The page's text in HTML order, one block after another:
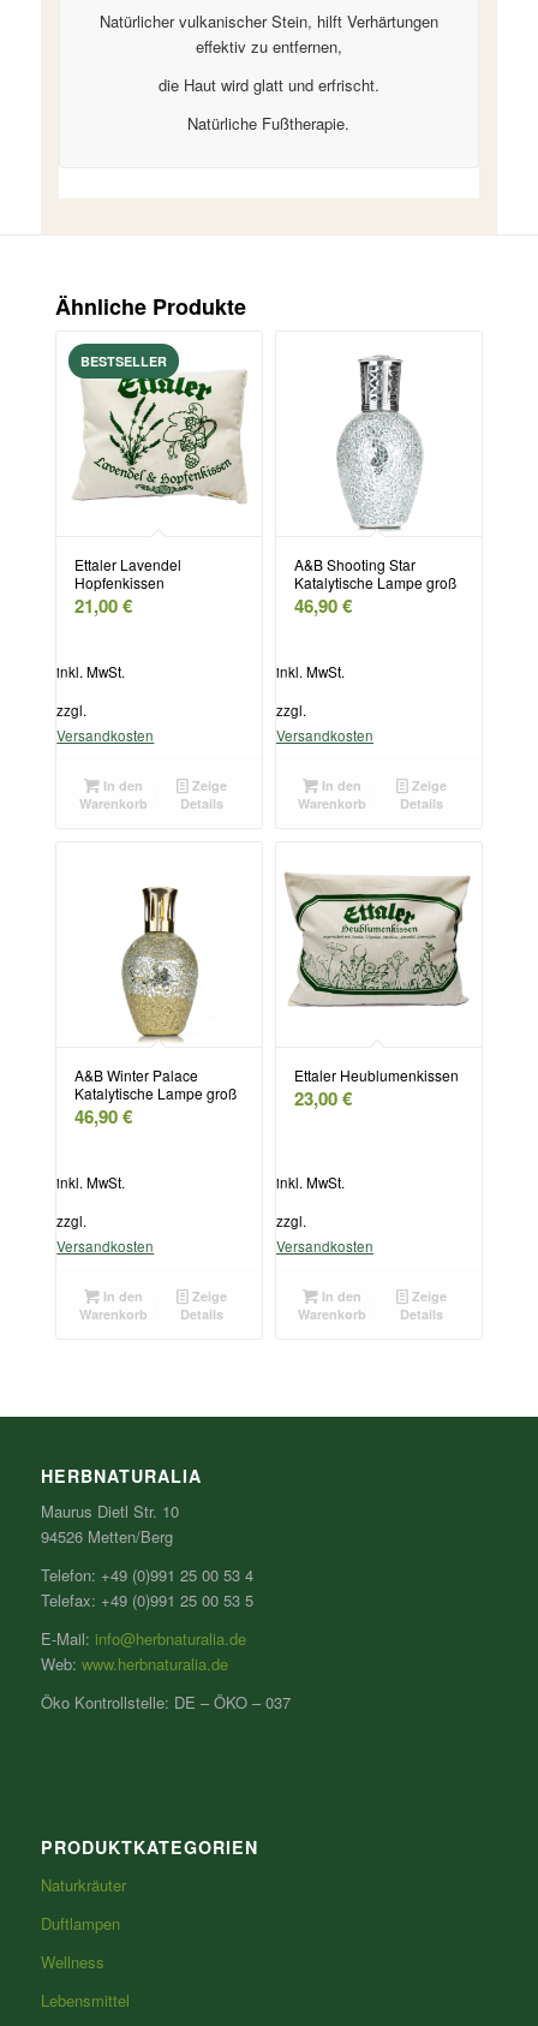
Natürlicher vulkanischer Stein, hilft Verhärtungen
effektiv zu entfernen,
die Haut wird glatt und erfrischt.
Natürliche Fußtherapie.
Ähnliche Produkte
Ettaler Lavendel
Hopfenkissen
21,00€
inkl. MwSt.
zzgl.
Versandkosten
In den
Warenkorb
Zeige
Details
A&B Shooting Star
Katalytische Lampe groß
46,90€
inkl. MwSt.
zzgl.
Versandkosten
In den
Warenkorb
Zeige
Details
A&B Winter Palace
Katalytische Lampe groß
46,90€
inkl. MwSt.
zzgl.
Versandkosten
In den
Warenkorb
Zeige
Details
Ettaler Heublumenkissen
23,00€
inkl. MwSt.
zzgl.
Versandkosten
In den
Warenkorb
Zeige
Details
HERBNATURALIA
Maurus Dietl Str. 10
94526 Metten/Berg
Telefon: +49 (0)991 25 00 53 4
Telefax: +49 (0)991 25 00 53 5
E-Mail: info@herbnaturalia.de
Web: www.herbnaturalia.de
Öko Kontrollstelle: DE – ÖKO – 037
PRODUKTKATEGORIEN
Naturkräuter
Duftlampen
Wellness
Lebensmittel